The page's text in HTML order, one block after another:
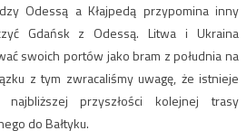
Odessą a Kłajpedą przypomina inny
Gdańsk z Odessą. Litwa i Ukraina
swoich portów jako bram z południa na
z tym zwracaliśmy uwagę, że istnieje
przyszłości kolejnej trasy
do Bałtyku.